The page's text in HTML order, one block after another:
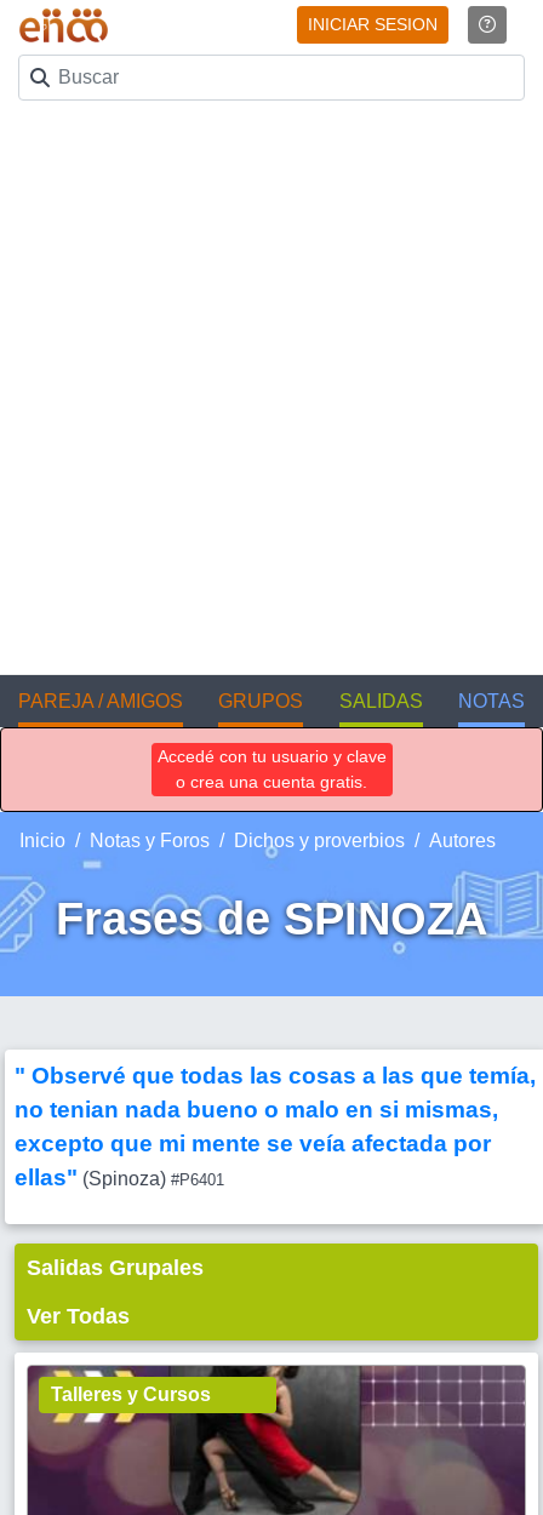
INICIAR SESION
PAREJA / AMIGOS GRUPOS SALIDAS NOTAS
Accedé con tu usuario y clave
o crea una cuenta gratis.
Inicio Notas y Foros Dichos y proverbios Autores
Frases de SPINOZA
" Observé que todas las cosas a las que temía,
no tenian nada bueno o malo en si mismas,
excepto que mi mente se veía afectada por
ellas" (Spinoza) #P6401
Salidas Grupales
Ver Todas
Talleres y Cursos